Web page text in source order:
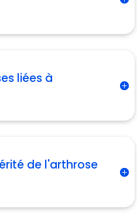
liées à
de l'arthrose